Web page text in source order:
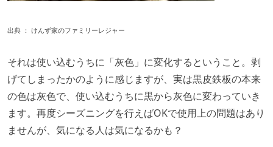
出典 ： けんず家のファミリーレジャー
それは使い込むうちに「灰色」に変化するということ。剥
げてしまったかのように感じますが、実は黒皮鉄板の本来
の色は灰色で、使い込むうちに黒から灰色に変わっていき
ます。再度シーズニングを行えばOKで使用上の問題はあり
ませんが、気になる人は気になるかも？